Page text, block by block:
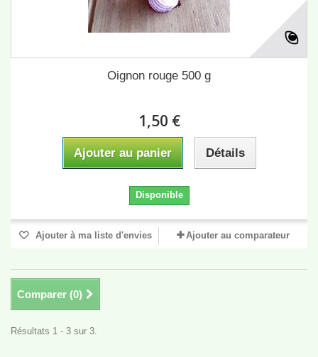
Oignon rouge 500 g
1,50 €
Ajouter au panier Détails
Disponible
Ajouter à ma liste d'envies Ajouter au comparateur
Comparer (0)
Résultats 1 - 3 sur 3.